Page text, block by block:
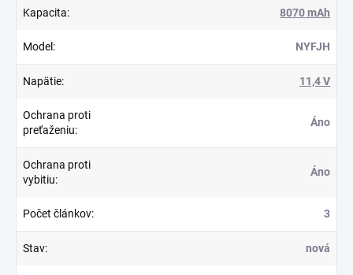
Kapacita: 8070 mAh
Model : NYFJH
Napätie: 11,4 V
Ochrana proti
preťaženiu:
Áno
Ochrana proti
vybitiu:
Áno
Počet článkov: 3
Stav: nová